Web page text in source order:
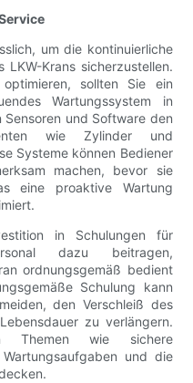
um die kontinuierliche
Krans sicherzustellen.
sollten Sie ein
Wartungssystem in
und Software den
wie Zylinder und
Systeme können Bediener
machen, bevor sie
eine proaktive Wartung
in Schulungen für
dazu beitragen,
ordnungsgemäß bedient
Schulung kann
den Verschleiß des
zu verlängern.
Themen wie sichere
und die